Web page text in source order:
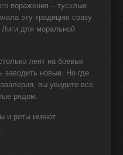
поражения – тусклые
эту традицию сразу
Лиги для моральной
лент на боевых
заводить новые. Но где
вы увидите все
рядом.
и роты имеют